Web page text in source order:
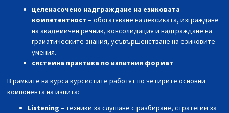
целенасочено надграждане на езиковата
компетентност – обогатяване на лексиката, изграждане
на академичен речник, консолидация и надграждане на
граматическите знания, усъвършенстване на езиковите
умения.
системна практика по изпитния формат
В рамките на курса курсистите работят по четирите основни
компонента на изпита:
Listening – техники за слушане с разбиране, стратегии за